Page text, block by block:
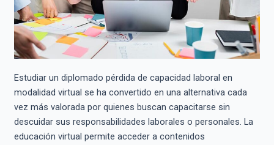
Estudiar un diplomado pérdida de capacidad laboral en
modalidad virtual se ha convertido en una alternativa cada
vez más valorada por quienes buscan capacitarse sin
descuidar sus responsabilidades laborales o personales. La
educación virtual permite acceder a contenidos